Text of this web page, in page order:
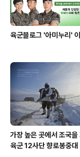
육군블로그 '아미누리'
가장 높은 곳에서 조국
육군 12사단 향로봉중대